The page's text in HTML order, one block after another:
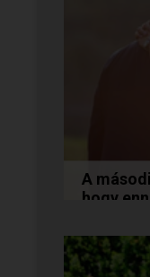
A
hogy
Jocó